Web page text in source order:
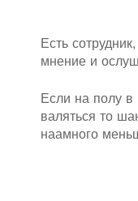
Есть
мнение и
Если на полу в
валяться то
наамного